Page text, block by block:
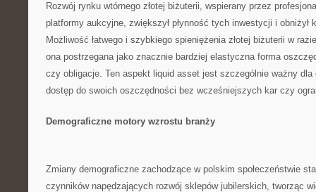
Rozwój rynku wtórnego złotej biżuterii, wspierany przez
platformy aukcyjne, zwiększył płynność tych inwestycji i obniżył
Możliwość łatwego i szybkiego spieniężenia złotej biżuterii w
ona postrzegana jako znacznie bardziej elastyczna forma
czy obligacje. Ten aspekt liquid asset jest szczególnie ważny
dostęp do swoich oszczędności bez wcześniejszych kar czy
Demograficzne motory wzrostu branży
Zmiany demograficzne zachodzące w polskim społeczeństwie
czynników napędzających rozwój sklepów jubilerskich, tworząc